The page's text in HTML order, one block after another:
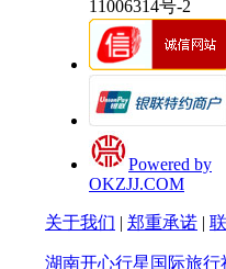
11006314号-2
Powered by
OKZJJ.COM
关于我们 | 郑重承诺 |
湖南开心行星国际旅行